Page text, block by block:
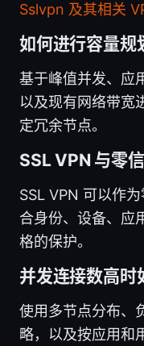
Sslvpn 及其相关
如何进行容量规
基于峰值并发、应
以及现有网络带宽
定冗余节点。
SSL VPN 与零
SSL VPN 可以作
合身份、设备、应
格的保护。
并发连接数高时
使用多节点分布、
略，以及按应用和